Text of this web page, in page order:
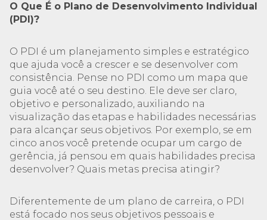
O Que É o Plano de Desenvolvimento Individual
(PDI)?
O PDI é um planejamento simples e estratégico
que ajuda você a crescer e se desenvolver com
consistência. Pense no PDI como um mapa que
guia você até o seu destino. Ele deve ser claro,
objetivo e personalizado, auxiliando na
visualização das etapas e habilidades necessárias
para alcançar seus objetivos. Por exemplo, se em
cinco anos você pretende ocupar um cargo de
gerência, já pensou em quais habilidades precisa
desenvolver? Quais metas precisa atingir?
Diferentemente de um plano de carreira, o PDI
está focado nos seus objetivos pessoais e